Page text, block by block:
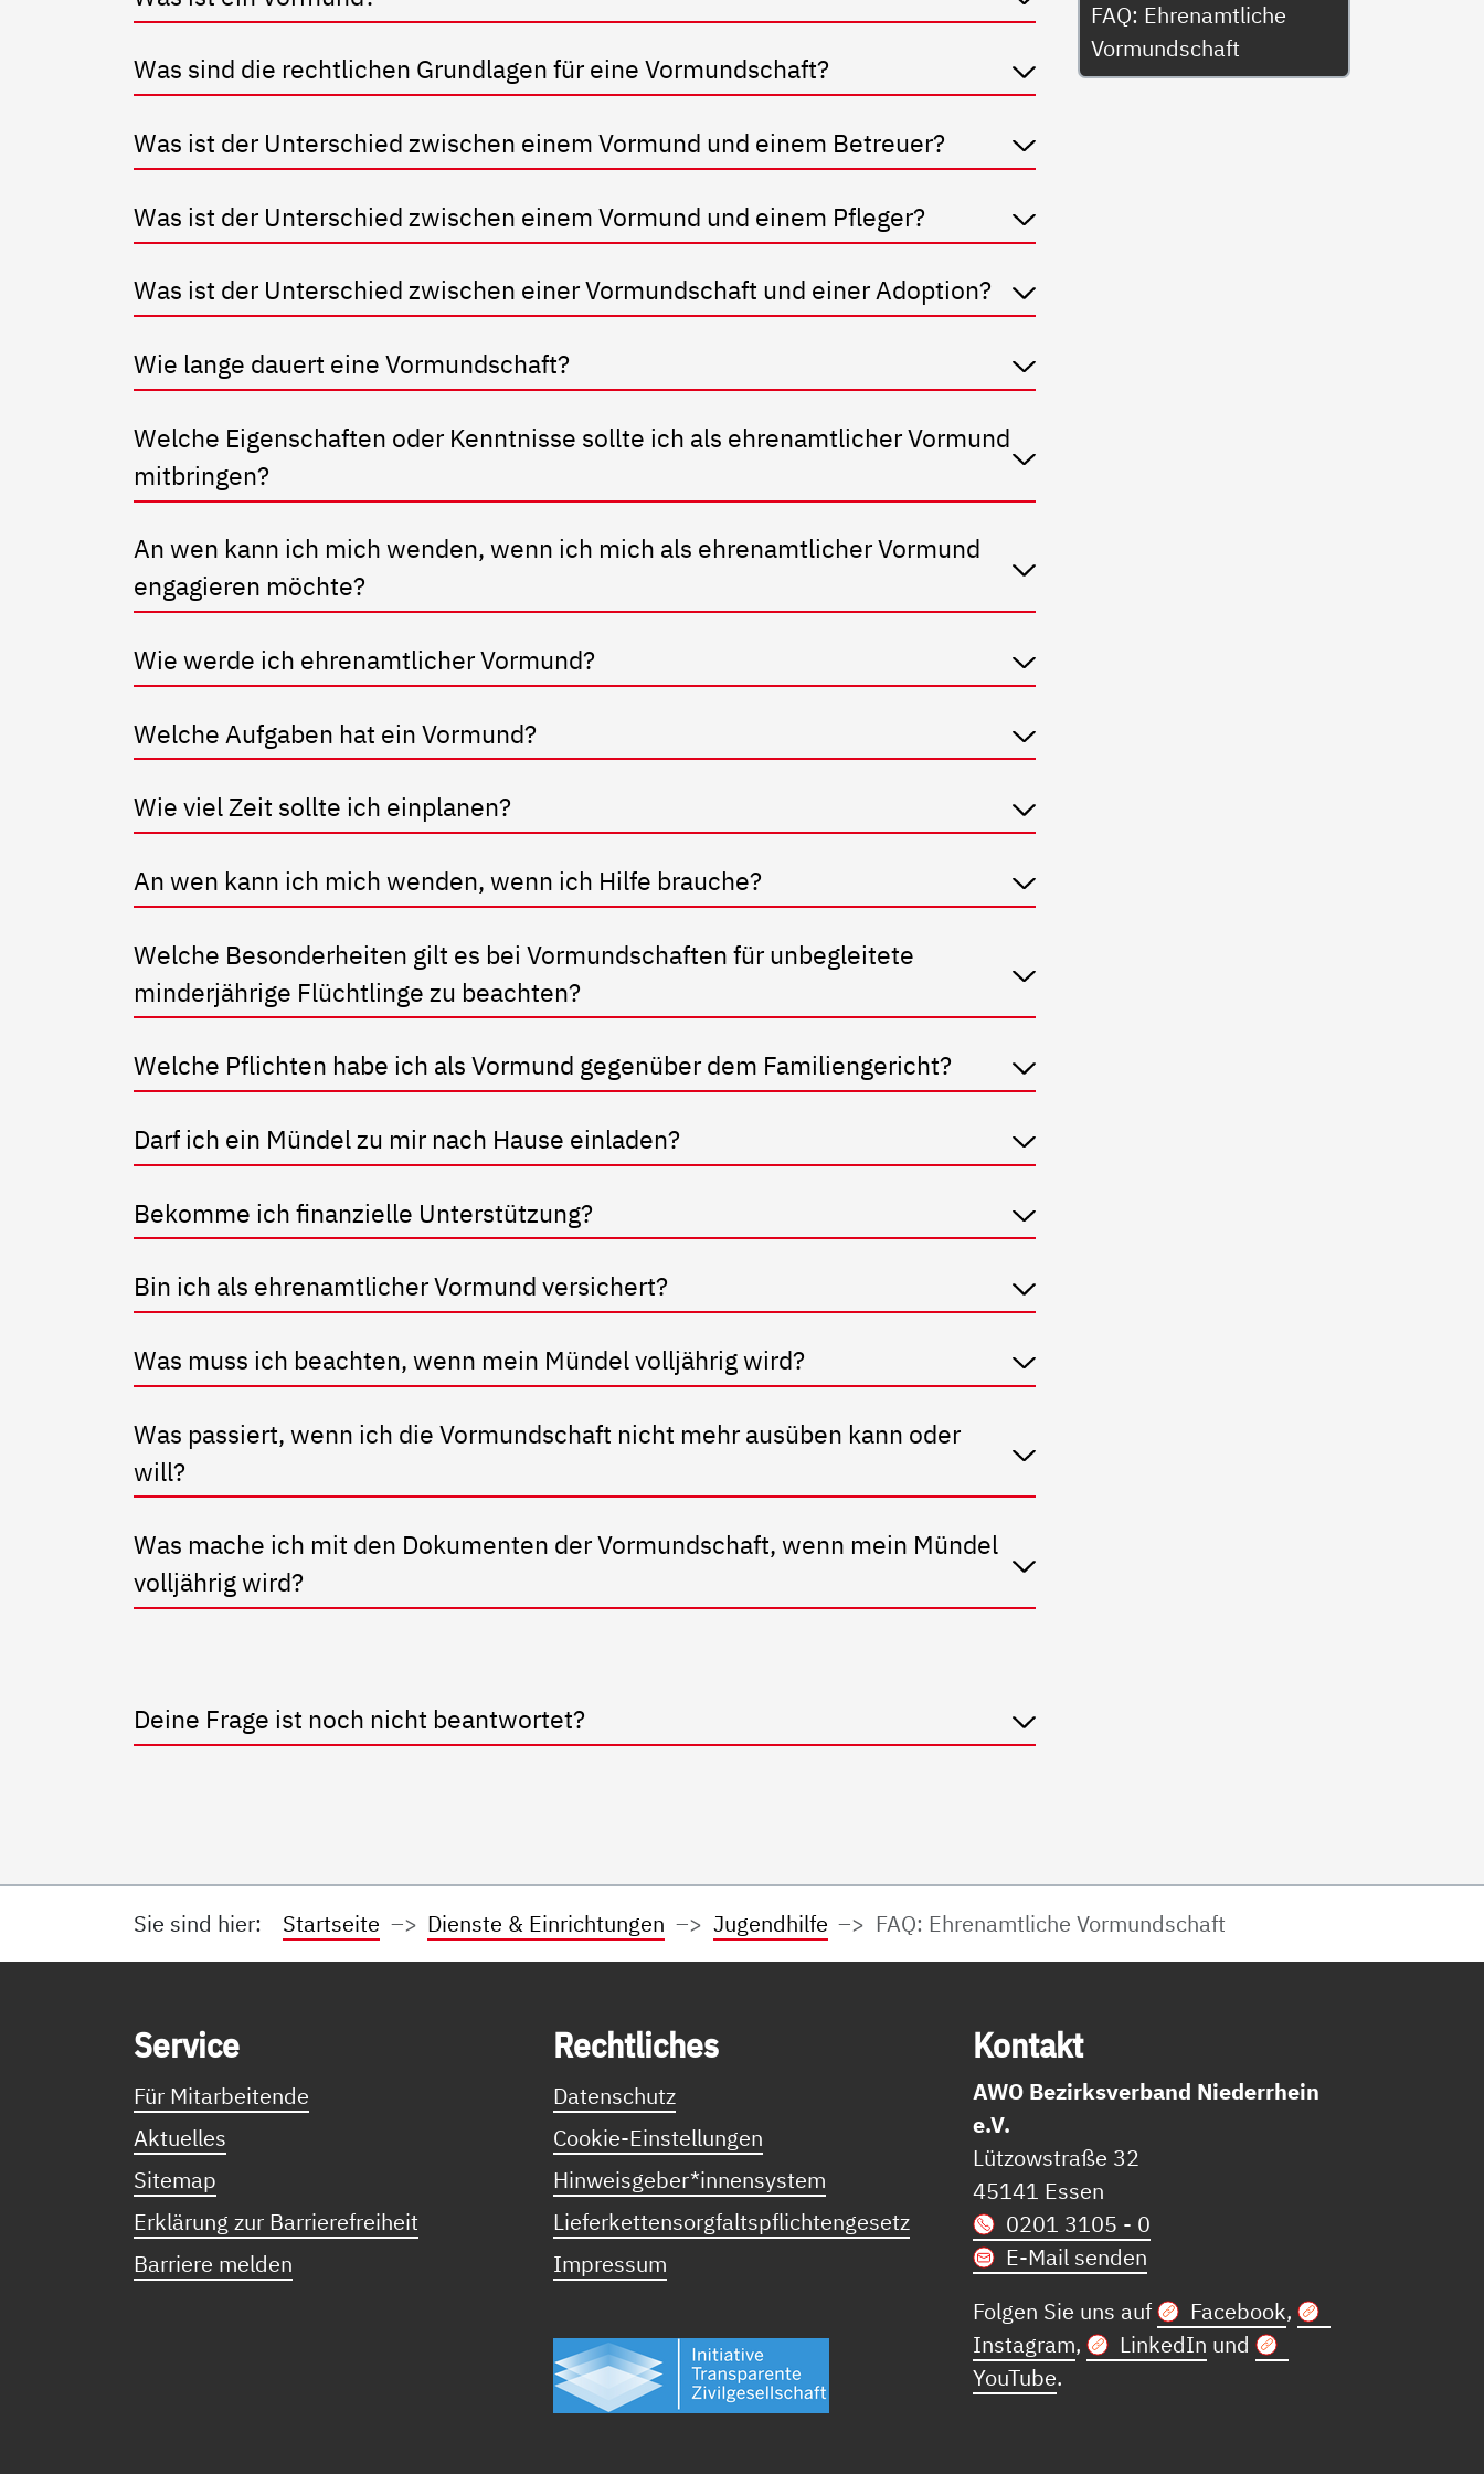
Was sind die rechtlichen Grundlagen für eine Vormundschaft?
Was ist der Unterschied zwischen einem Vormund und einem Betreuer?
Was ist der Unterschied zwischen einem Vormund und einem Pfleger?
Was ist der Unterschied zwischen einer Vormundschaft und einer Adoption?
Wie lange dauert eine Vormundschaft?
Welche Eigenschaften oder Kenntnisse sollte ich als ehrenamtlicher Vormund
mitbringen?
An wen kann ich mich wenden, wenn ich mich als ehrenamtlicher Vormund
engagieren möchte?
Wie werde ich ehrenamtlicher Vormund?
Welche Aufgaben hat ein Vormund?
Wie viel Zeit sollte ich einplanen?
An wen kann ich mich wenden, wenn ich Hilfe brauche?
Welche Besonderheiten gilt es bei Vormundschaften für unbegleitete
minderjährige Flüchtlinge zu beachten?
Welche Pflichten habe ich als Vormund gegenüber dem Familiengericht?
Darf ich ein Mündel zu mir nach Hause einladen?
Bekomme ich finanzielle Unterstützung?
Bin ich als ehrenamtlicher Vormund versichert?
Was muss ich beachten, wenn mein Mündel volljährig wird?
Was passiert, wenn ich die Vormundschaft nicht mehr ausüben kann oder
will?
Was mache ich mit den Dokumenten der Vormundschaft, wenn mein Mündel
volljährig wird?
Deine Frage ist noch nicht beantwortet?
FAQ: Ehrenamtliche
Vormundschaft
Sie sind hier: Startseite Dienste & Einrichtungen Jugendhilfe FAQ: Ehrenamtliche Vormundschaft
Ser­vice
Für Mitarbeitende
Aktuelles
Sitemap
Erklärung zur Barrierefreiheit
Barriere melden
Recht­li­ches
Datenschutz
Cookie-Einstellungen
Hinweisgeber*innensystem
Lieferkettensorgfaltspflichtengesetz
Impressum
Kon­takt
AWO Bezirksverband Niederrhein
e.V.
Lützowstraße 32
45141 Essen
0201 3105 - 0
E-Mail senden
Folgen Sie uns auf
Facebook,
Instagram, LinkedIn und
YouTube.